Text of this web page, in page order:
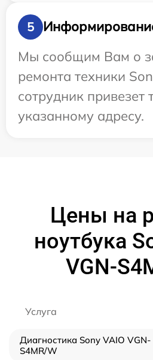
5
Мы сообщим Вам о
ремонта техники
сотрудник привезет
указанному адресу.
Цены на
ноутбука
VGN-
Услуга
Диагностика Sony VAIO VGN-
S4MR/W